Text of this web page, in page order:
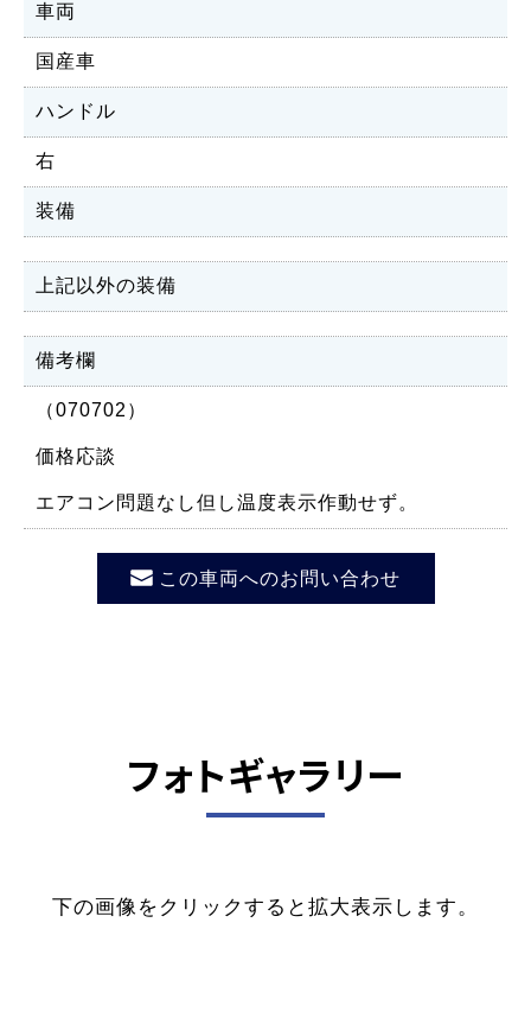
車両
国産車
ハンドル
右
装備
上記以外の装備
備考欄
（070702）
価格応談
エアコン問題なし但し温度表示作動せず。
この車両へのお問い合わせ
フォトギャラリー
下の画像をクリックすると拡大表示します。